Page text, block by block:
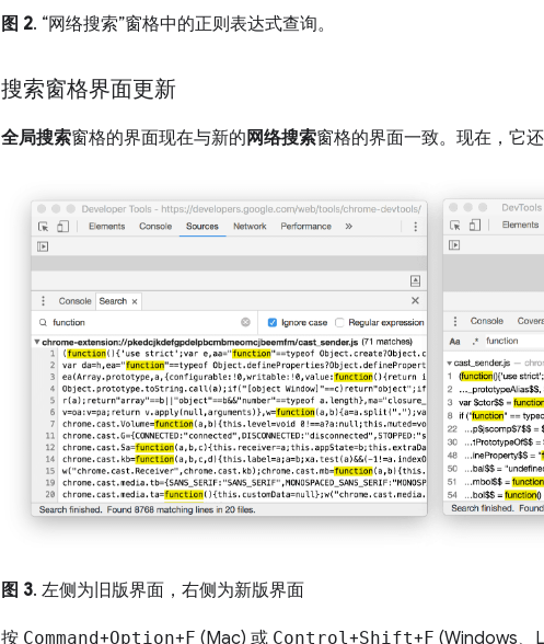
图 2. “网络搜索”窗格中的正则表达式查询。
搜索窗格界面更新
全局搜索窗格的界面现在与新的 网络搜索窗格的界面一致。现在，它
图 3. 左侧为旧版界面，右侧为新版界面
按 Command+Option+F (Mac) 或 Control +Shift+F (Windows、